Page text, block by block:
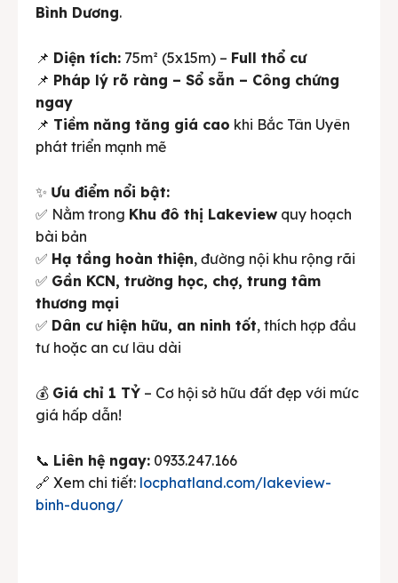
Bình Dương.
📌 Diện tích: 75m² (5x15m) – Full thổ cư
📌 Pháp lý rõ ràng – Sổ sẵn – Công chứng
ngay
📌 Tiềm năng tăng giá cao khi Bắc Tân Uyên
phát triển mạnh mẽ
✨ Ưu điểm nổi bật:
✅ Nằm trong Khu đô thị Lakeview quy hoạch
bài bản
✅ Hạ tầng hoàn thiện, đường nội khu rộng rãi
✅ Gần KCN, trường học, chợ, trung tâm
thương mại
✅ Dân cư hiện hữu, an ninh tốt, thích hợp đầu
tư hoặc an cư lâu dài
💰 Giá chỉ 1 TỶ – Cơ hội sở hữu đất đẹp với mức
giá hấp dẫn!
📞 Liên hệ ngay: 0933.247.166
🔗 Xem chi tiết: locphatland.com/lakeview-
binh-duong/